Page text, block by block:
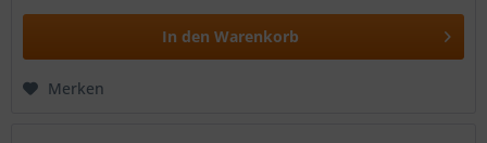
In den Warenkorb
Merken